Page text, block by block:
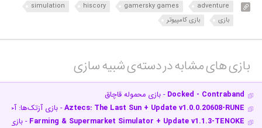
adventure
gamersky games
hiscory
simulation
بازی
بازی کامپیوتر
بازی های مشابه در دسته‌ی‌ شبیه سازی‎
Docked - Contraband - بازی محموله قاچاق
Aztecs: The Last Sun + Update v1.0.0.20608-RUNE- بازی آزتک‌ها:
Farming & Supermarket Simulator + Update v1.1.3-TENOKE - بازی